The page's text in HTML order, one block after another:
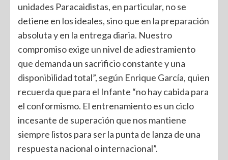
unidades Paracaidistas, en particular, no se
detiene en los ideales, sino que en la preparación
absoluta y en la entrega diaria. Nuestro
compromiso exige un nivel de adiestramiento
que demanda un sacrificio constante y una
disponibilidad total”, según Enrique García, quien
recuerda que para el Infante “no hay cabida para
el conformismo. El entrenamiento es un ciclo
incesante de superación que nos mantiene
siempre listos para ser la punta de lanza de una
respuesta nacional o internacional”.